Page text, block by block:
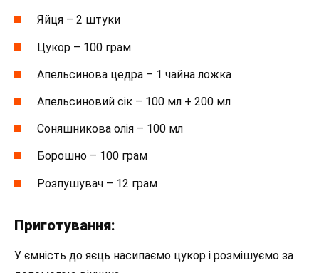
Яйця – 2 штуки
Цукор – 100 грам
Апельсинова цедра – 1 чайна ложка
Апельсиновий сік – 100 мл + 200 мл
Соняшникова олія – 100 мл
Борошно – 100 грам
Розпушувач – 12 грам
Приготування:
У ємність до яєць насипаємо цукор і розмішуємо за